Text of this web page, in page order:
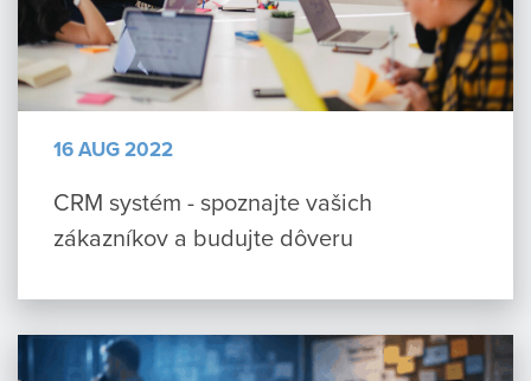
16 AUG 2022
CRM systém - spoznajte vašich
zákazníkov a budujte dôveru